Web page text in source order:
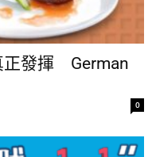
正發揮 German
0